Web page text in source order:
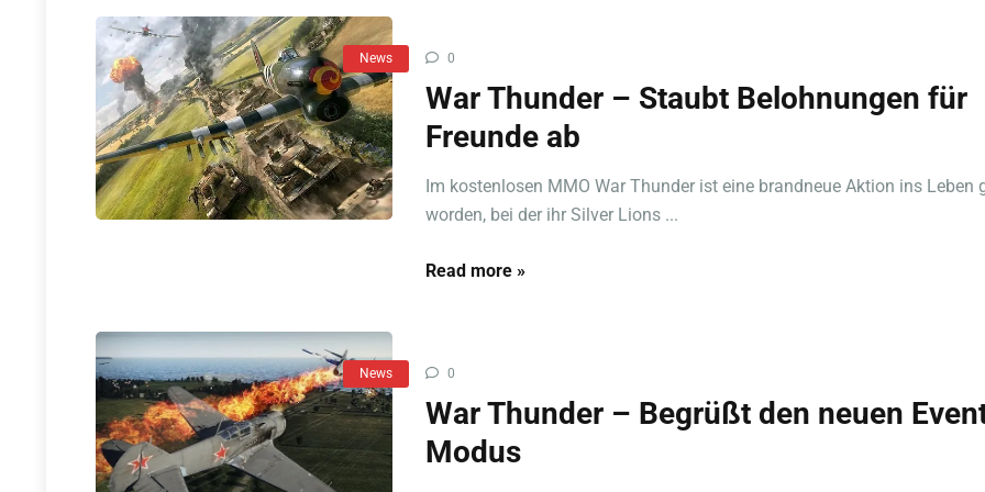
News 0
War Thunder – Staubt Belohnungen für
Freunde ab
Im kostenlosen MMO War Thunder ist eine brandneue Aktion ins Leben
worden, bei der ihr Silver Lions ...
Read more »
News 0
War Thunder – Begrüßt den neuen
Modus